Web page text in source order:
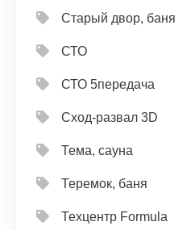
Старый двор, баня
СТО
СТО 5передача
Сход-развал 3D
Тема, сауна
Теремок, баня
Техцентр Formula